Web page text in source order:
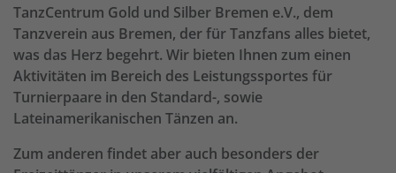
TanzCentrum Gold und Silber Bremen e.V., dem
Tanzverein aus Bremen, der für Tanzfans alles bietet,
was das Herz begehrt. Wir bieten Ihnen zum einen
Aktivitäten im Bereich des Leistungssportes für
Turnierpaare in den Standard-, sowie
Lateinamerikanischen Tänzen an.
Zum anderen findet aber auch besonders der